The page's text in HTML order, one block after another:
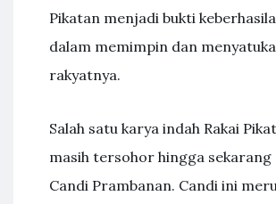
Pikatan menjadi bukti
dalam memimpin dan
rakyatnya.
Salah satu karya indah Rakai
masih tersohor hingga sekarang
Candi Prambanan. Candi ini